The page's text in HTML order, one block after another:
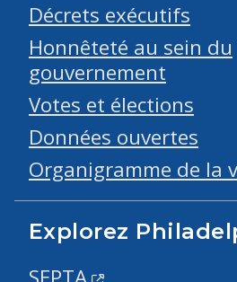
Décrets exécutifs
Honnêteté au sein du
gouvernement
Votes et élections
Données ouvertes
Organigramme de la
Explorez